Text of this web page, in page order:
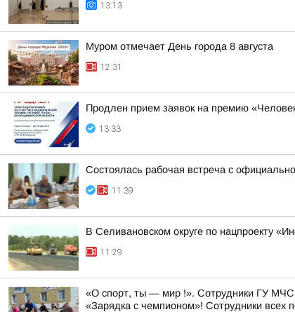
13:13
Муром отмечает День города 8 августа
12:31
Продлен прием заявок на премию
13:33
Состоялась рабочая встреча с
11:39
В Селивановском округе по нацпроекту
11:29
«О спорт, ты — мир !». Сотрудники ГУ МЧС
«Зарядка с чемпионом»! Сотрудники всех